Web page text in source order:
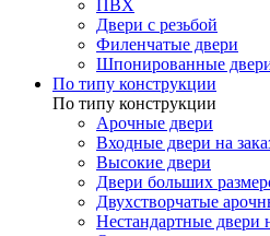
ПВХ
Двери с резьбой
Филенчатые двери
Шпонированные
По типу конструкции
По типу конструкции
Арочные двери
Входные двери на
Высокие двери
Двери больших
Двухстворчатые
Нестандартные двери